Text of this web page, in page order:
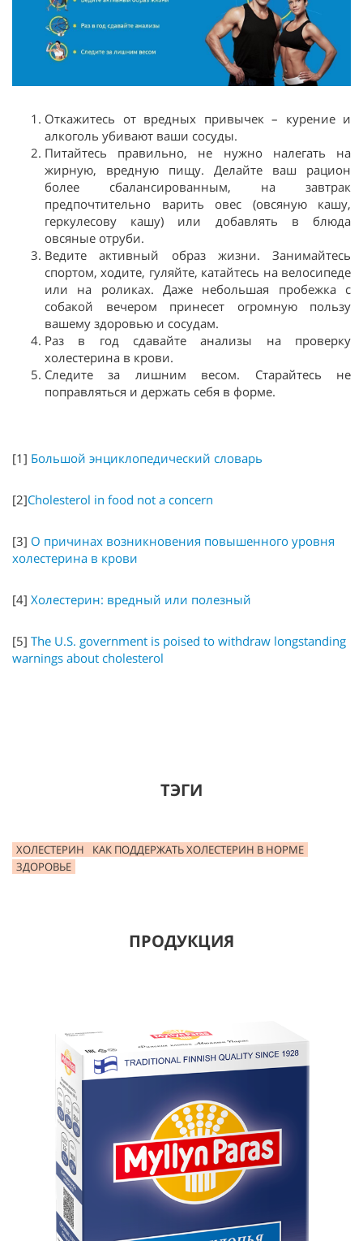
Откажитесь от вредных привычек – курение и
алкоголь убивают ваши сосуды.
Питайтесь правильно, не нужно налегать на
жирную, вредную пищу. Делайте ваш рацион
более сбалансированным, на завтрак
предпочтительно варить овес (овсяную кашу,
геркулесову кашу) или добавлять в блюда
овсяные отруби.
Ведите активный образ жизни. Занимайтесь
спортом, ходите, гуляйте, катайтесь на велосипеде
или на роликах. Даже небольшая пробежка с
собакой вечером принесет огромную пользу
вашему здоровью и сосудам.
Раз в год сдавайте анализы на проверку
холестерина в крови.
Следите за лишним весом. Старайтесь не
поправляться и держать себя в форме.
[1] Большой энциклопедический словарь
[2]Cholesterol in food not a concern
[3] О причинах возникновения повышенного уровня
холестерина в крови
[4] Холестерин: вредный или полезный
[5] The U.S. government is poised to withdraw longstanding
warnings about cholesterol
ТЭГИ
ХОЛЕСТЕРИН
КАК ПОДДЕРЖАТЬ ХОЛЕСТЕРИН В НОРМЕ
ЗДОРОВЬЕ
ПРОДУКЦИЯ